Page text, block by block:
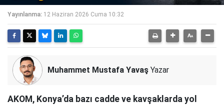
Yayınlanma: 12 Haziran 2026 Cuma 10:32
Muhammet Mustafa Yavaş Yazar
AKOM, Konya’da bazı cadde ve kavşaklarda yol